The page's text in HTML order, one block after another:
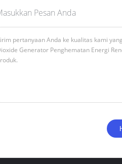
Pesan Anda